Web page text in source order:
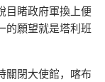
目睹政府軍換上便
的願望就是塔利班
關閉大使館，喀布